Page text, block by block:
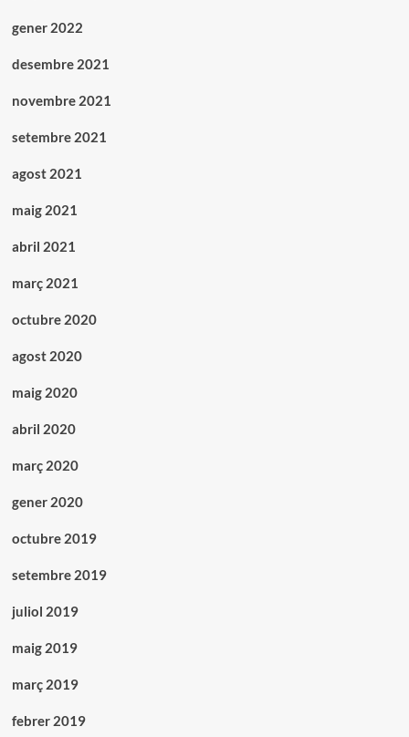
gener 2022
desembre 2021
novembre 2021
setembre 2021
agost 2021
maig 2021
abril 2021
març 2021
octubre 2020
agost 2020
maig 2020
abril 2020
març 2020
gener 2020
octubre 2019
setembre 2019
juliol 2019
maig 2019
març 2019
febrer 2019